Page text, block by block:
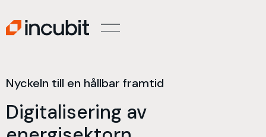
Nyckeln till en hållbar framtid
Digitalisering av